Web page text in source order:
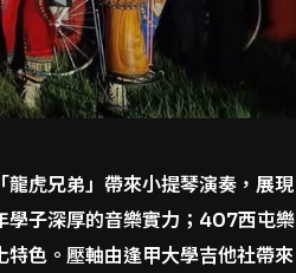
虎兄弟」帶來小提琴演奏，展現
學子深厚的音樂實力；407西屯樂
色。壓軸由逢甲大學吉他社帶來